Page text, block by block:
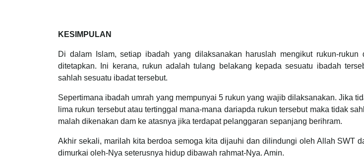
KESIMPULAN
Di dalam Islam, setiap ibadah yang dilaksanakan haruslah mengikut rukun-rukun
ditetapkan. Ini kerana, rukun adalah tulang belakang kepada sesuatu ibadah
sahlah sesuatu ibadat tersebut.
Sepertimana ibadah umrah yang mempunyai 5 rukun yang wajib dilaksanakan. Jika
lima rukun tersebut atau tertinggal mana-mana dariapda rukun tersebut maka tidak
malah dikenakan dam ke atasnya jika terdapat pelanggaran sepanjang berihram.
Akhir sekali, marilah kita berdoa semoga kita dijauhi dan dilindungi oleh Allah SWT
dimurkai oleh-Nya seterusnya hidup dibawah rahmat-Nya. Amin.